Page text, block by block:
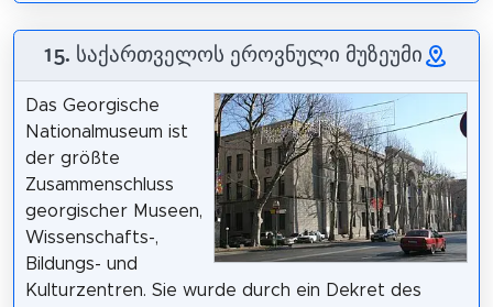
15. საქართველოს ეროვნული მუზეუმი
Das Georgische
Nationalmuseum ist
der größte
Zusammenschluss
georgischer Museen,
Wissenschafts-,
Bildungs- und
Kulturzentren. Sie wurde durch ein Dekret des